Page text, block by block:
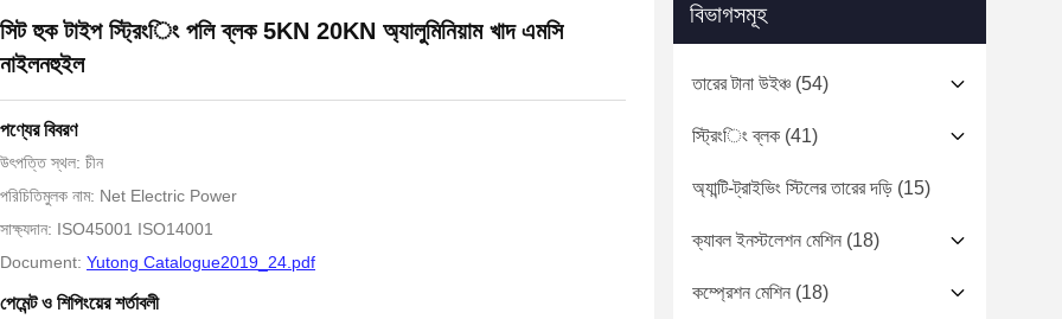
সিট হুক টাইপ স্ট্রিংিং পলি ব্লক 5KN 20KN অ্যালুমিনিয়াম খাদ এমসি
নাইলনহুইল
পণ্যের বিবরণ
উৎপত্তি স্থল: চীন
পরিচিতিমুলক নাম: Net Electric Power
সাক্ষ্যদান: ISO45001 ISO14001
Document: Yutong Catalogue2019_24.pdf
পেমেন্ট ও শিপিংয়ের শর্তাবলী
বিভাগসমূহ
তারের টানা উইঞ্চ (54)
স্ট্রিংিং ব্লক (41)
অ্যান্টি-ট্রাইভিং স্টিলের তারের দড়ি (15)
ক্যাবল ইনস্টলেশন মেশিন (18)
কম্প্রেশন মেশিন (18)